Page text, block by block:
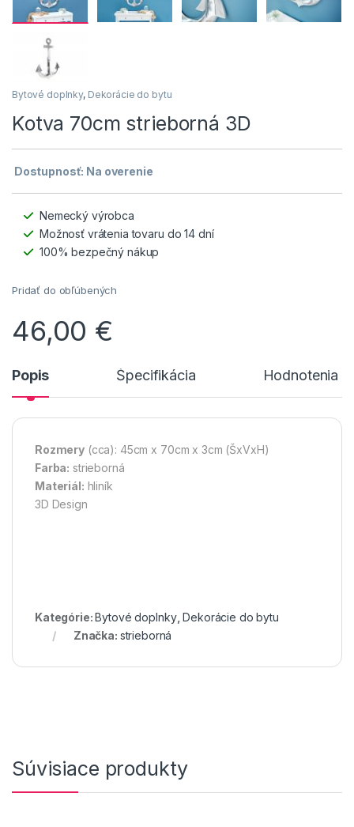
Bytové doplnky, Dekorácie do bytu
Kotva 70cm strieborná 3D
Dostupnosť: Na overenie
Nemecký výrobca
Možnosť vrátenia tovaru do 14 dní
100% bezpečný nákup
Pridať do obľúbených
46,00 €
Popis Špecifikácia Hodnotenia
Rozmery (cca): 45cm x 70cm x 3cm (ŠxVxH)
Farba: strieborná
Materiál: hliník
3D Design
Kategórie:Bytové doplnky,Dekorácie do bytu
Značka: strieborná
Súvisiace produkty